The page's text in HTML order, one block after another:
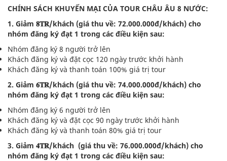
CHÍNH SÁCH KHUYẾN MẠI CỦA TOUR CHÂU ÂU 8 NƯỚC:
1. Giảm 𝟖𝐓𝐑/khách (giá thu về: 72.000.000đ/khách) cho
nhóm đăng ký đạt 1 trong các điều kiện sau:
Nhóm đăng ký 8 người trở lên
Khách đăng ký và đặt cọc 120 ngày trước khởi hành
Khách đăng ký và thanh toán 100% giá trị tour
2. Giảm 𝟔𝐓𝐑/khách (giá thu về: 74.000.000đ/khách) cho
nhóm đăng ký đạt 1 trong các điều kiện sau:
Nhóm đăng ký 6 người trở lên
Khách đăng ký và đặt cọc 90 ngày trước khởi hành
Khách đăng ký và thanh toán 80% giá trị tour
3. Giảm 𝟒𝐓𝐑/khách (giá thu về: 76.000.000đ/khách) cho
nhóm đăng ký đạt 1 trong các điều kiện sau: